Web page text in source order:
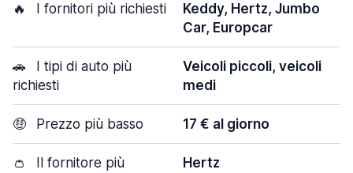
🔥 I fornitori più richiesti
Keddy, Hertz, Jumbo
Car, Europcar
🚗
I tipi di auto più
richiesti
Veicoli piccoli, veicoli
medi
🤑 Prezzo più basso 17 € al giorno
👛
Il fornitore più
Hertz